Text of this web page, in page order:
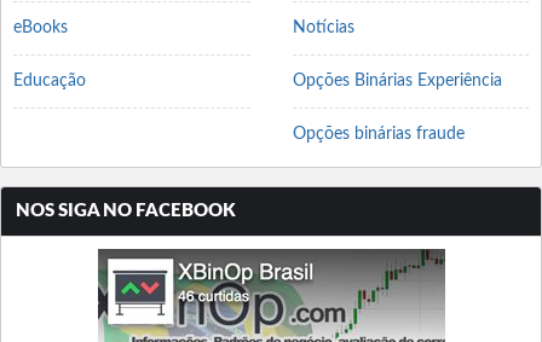
eBooks
Educação
Notícias
Opções Binárias Experiência
Opções binárias fraude
NOS SIGA NO FACEBOOK